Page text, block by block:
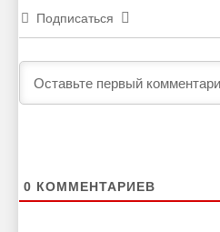
Подписаться
0 КОММЕНТАРИЕВ